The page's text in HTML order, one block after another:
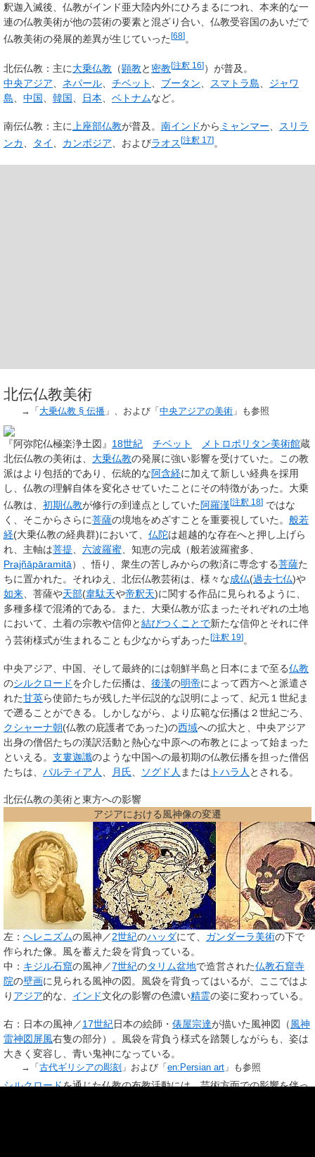
釈迦入滅後、仏教がインド亜大陸内外にひろまるにつれ、本来的な一
連の仏教美術が他の芸術の要素と混ざり合い、仏教受容国のあいだで
仏教美術の発展的差異が生じていった[68]。
北伝仏教 ：主に大乗仏教 （顕教と 密教[注釈 16] ）が普及。
中央アジア
ネパール チベット ブータン スマトラ島
ジャワ
島
中国 韓国 日本 ベトナムなど。
南伝仏教 ：主に 上座部仏教が普及。 南インドから ミャンマー
スリラ
ンカ
タイ カンボジア 、およびラオス[注釈 17]。
北伝仏教美術
→「 大乗仏教 § 伝播 」、および「中央アジアの美術 」も参照
『阿弥陀仏極楽浄土図』 18世紀 チベット メトロポリタン美術館蔵
北伝仏教の美術は、 大乗仏教の発展に強い影響を受けていた。この教
派はより包括的であり、伝統的な阿含経に加えて新しい経典を採用
し、仏教の理解自体を変化させていたことにその特徴があった。大乗
仏教は、 初期仏教が修行の到達点としていた 阿羅漢[注釈 18] ではな
く、そこからさらに菩薩の境地をめざすことを重要視していた。 般若
経(大乗仏教の経典群)において、 仏陀は超越的な存在へと押し上げら
れ、主軸は菩提 六波羅蜜 、知恵の完成（般若波羅蜜多、
Prajñāpāramitā）、悟り、衆生の苦しみからの救済に専念する菩薩た
ちに置かれた。それゆえ、北伝仏教芸術は、様々な成仏(過去七仏)や
如来 、菩薩や天部(韋駄天や帝釈天)に関する作品に見られるように、
多種多様で混淆的である。また、大乗仏教が広まったそれぞれの土地
において、土着の宗教や信仰と結びつくことで新たな信仰とそれに伴
う芸術様式が生まれることも少なからずあった [注釈 19] 。
中央アジア、中国、そして最終的には朝鮮半島と日本にまで至る仏教
のシルクロードを介した伝播は、 後漢の明帝によって西方へと派遣さ
れた甘英ら使節たちが残した半伝説的な説明によって、紀元１世紀ま
で遡ることができる。しかしながら、より広範な伝播は２世紀ごろ、
クシャーナ朝(仏教の庇護者であった)の西域への拡大と、中央アジア
出身の僧侶たちの漢訳活動と熱心な中原への布教とによって始まった
といえる。 支婁迦讖のような中国への最初期の仏教伝播を担った僧侶
たちは、 パルティア人 月氏 ソグド人 または トハラ人 とされる。
北伝仏教の美術と東方への影響
アジアにおける風神像の変遷
左： ヘレニズムの風神／2世紀のハッダにて、 ガンダーラ美術の下で
作られた像。風を蓄えた袋を背負っている。
中： キジル石窟の風神／7世紀のタリム盆地で造営された仏教石窟寺
院の壁画に見られる風神の図。風袋を背負ってはいるが、ここではよ
り アジア的な、 インド文化の影響の色濃い精霊の姿に変わっている。
右：日本の風神／17世紀日本の絵師・ 俵屋宗達が描いた風神図（風神
雷神図屏風右隻の部分）。風袋を背負う様式を踏襲しながらも、姿は
大きく変容し、青い鬼神になっている。
→「古代ギリシアの彫刻 」および「en:Persian art 」も参照
シルクロードを通じた仏教の布教活動には、芸術方面での影響を伴っ